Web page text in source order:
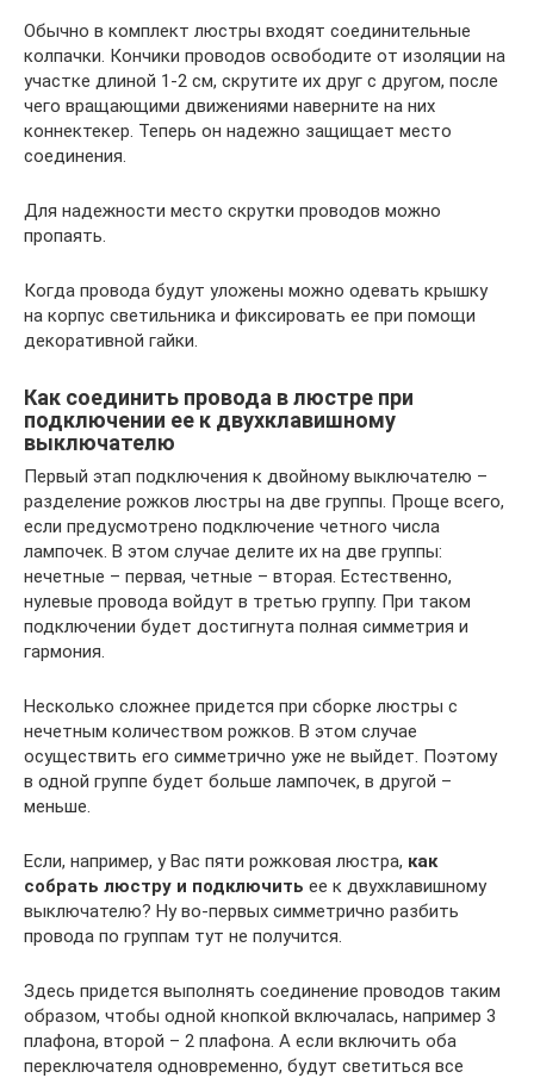
Обычно в комплект люстры входят соединительные
колпачки. Кончики проводов освободите от изоляции на
участке длиной 1-2 см, скрутите их друг с другом, после
чего вращающими движениями наверните на них
коннектекер. Теперь он надежно защищает место
соединения.
Для надежности место скрутки проводов можно
пропаять.
Когда провода будут уложены можно одевать крышку
на корпус светильника и фиксировать ее при помощи
декоративной гайки.
Как соединить провода в люстре при
подключении ее к двухклавишному
выключателю
Первый этап подключения к двойному выключателю –
разделение рожков люстры на две группы. Проще всего,
если предусмотрено подключение четного числа
лампочек. В этом случае делите их на две группы:
нечетные – первая, четные – вторая. Естественно,
нулевые провода войдут в третью группу. При таком
подключении будет достигнута полная симметрия и
гармония.
Несколько сложнее придется при сборке люстры с
нечетным количеством рожков. В этом случае
осуществить его симметрично уже не выйдет. Поэтому
в одной группе будет больше лампочек, в другой –
меньше.
Если, например, у Вас пяти рожковая люстра, как
собрать люстру и подключить ее к двухклавишному
выключателю? Ну во-первых симметрично разбить
провода по группам тут не получится.
Здесь придется выполнять соединение проводов таким
образом, чтобы одной кнопкой включалась, например 3
плафона, второй – 2 плафона. А если включить оба
переключателя одновременно, будут светиться все